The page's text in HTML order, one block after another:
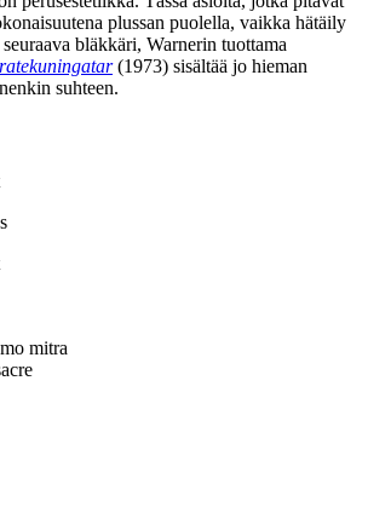
plussan puolella, vaikka hätäily
bläkkäri, Warnerin tuottama
(1973) sisältää jo hieman
suhteen.
mitra